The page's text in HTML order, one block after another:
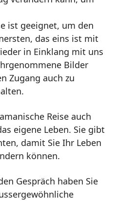
ist geeignet, um den
das eins ist mit
in Einklang mit uns
Bilder
Zugang auch zu
Reise auch
eigene Leben. Sie gibt
damit Sie Ihr Leben
können.
Gespräch haben Sie